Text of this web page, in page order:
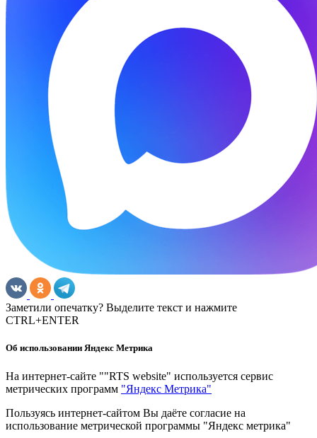
Заметили опечатку? Выделите текст и нажмите
CTRL+ENTER
Об использовании Яндекс Метрика
На интернет-сайте ""RTS website" используется сервис
метрических программ "Яндекс Метрика"
Пользуясь интернет-сайтом Вы даёте согласие на
использование метрической программы "Яндекс метрика"